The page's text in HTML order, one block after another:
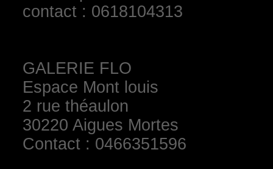
contact : 0618104313
GALERIE FLO
Espace Mont louis
2 rue théaulon
30220 Aigues Mortes
Contact : 0466351596